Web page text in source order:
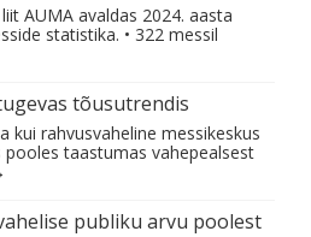
AUMA avaldas 2024. aasta
statistika. • 322 messil
tõusutrendis
kui rahvusvaheline messikeskus
taastumas vahepealsest
publiku arvu poolest